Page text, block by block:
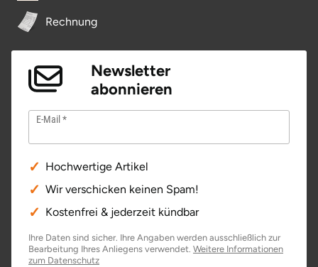
Rechnung
Newsletter
abonnieren
E-Mail
Hochwertige Artikel
Wir verschicken keinen Spam!
Kostenfrei & jederzeit kündbar
Ihre Daten sind sicher. Ihre Angaben werden ausschließlich zur
Bearbeitung Ihres Anliegens verwendet. Weitere Informationen
zum Datenschutz